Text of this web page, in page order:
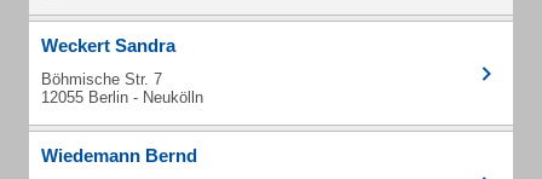
Weckert Sandra
Böhmische Str. 7
12055 Berlin - Neukölln
Wiedemann Bernd